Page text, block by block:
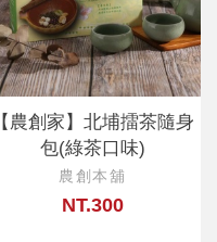
【農創家】北埔擂茶隨身
包(綠茶口味)
農創本舖
NT.300